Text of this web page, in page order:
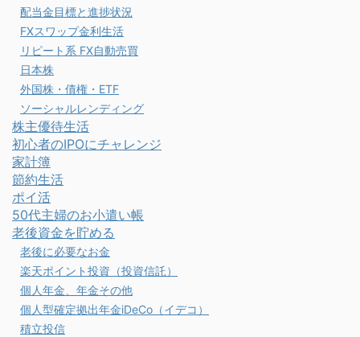
配当金目標と進捗状況
FXスワップ金利生活
リピート系 FX自動売買
日本株
外国株・債権・ETF
ソーシャルレンディング
株主優待生活
初心者のIPOにチャレンジ
家計簿
節約生活
ポイ活
50代主婦のお小遣い帳
老後資金を貯める
老後に必要なお金
楽天ポイント投資（投資信託）
個人年金、年金その他
個人型確定拠出年金iDeCo（イデコ）
積立投信